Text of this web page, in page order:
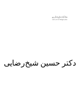
محتوا
دکتر حسین شیخ‌رضایی